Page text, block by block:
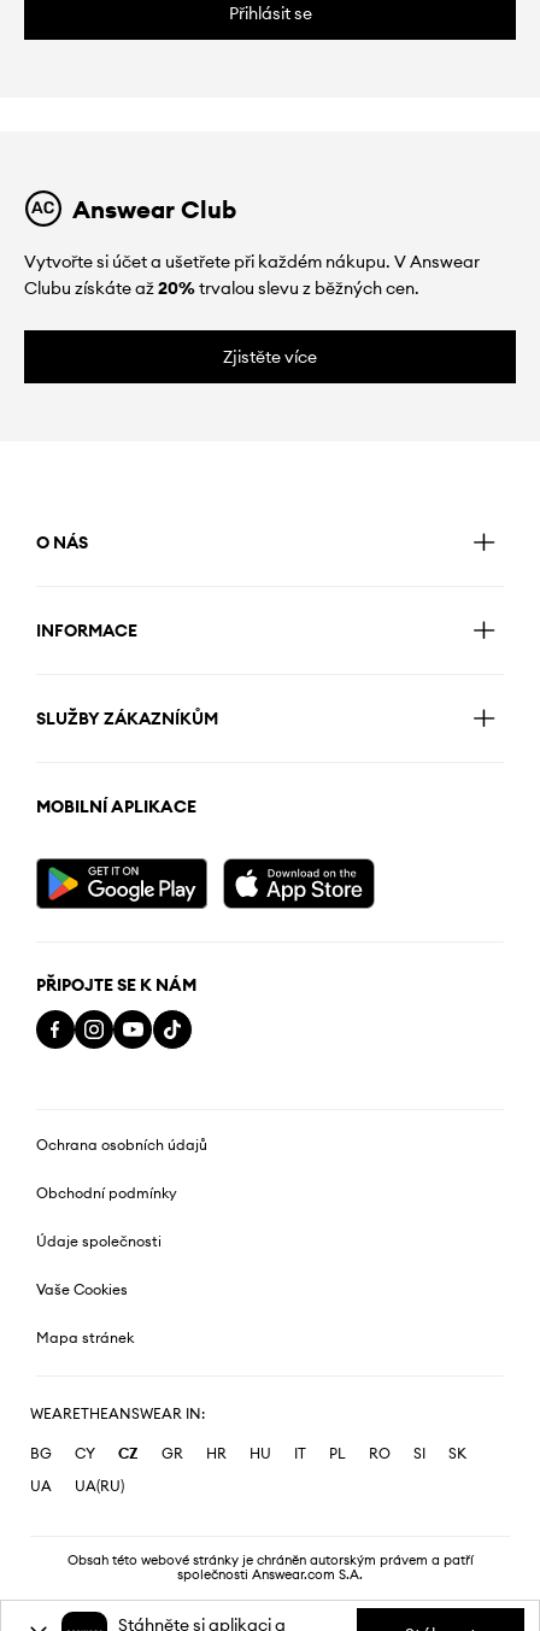
Přihlásit se
Answear Club
Vytvořte si účet a ušetřete při každém nákupu. V Answear
Clubu získáte až20%trvalou slevu z běžných cen.
Zjistěte více
O NÁS
INFORMACE
SLUŽBY ZÁKAZNÍKŮM
MOBILNÍ APLIKACE
PŘIPOJTE SE K NÁM
Ochrana osobních údajů
Obchodní podmínky
Údaje společnosti
Vaše Cookies
Mapa stránek
WEARETHEANSWEAR IN:
BG CY CZ GR HR HU IT PL RO SI
SK
UA
UA(RU)
Obsah této webové stránky je chráněn autorským právem a patří
společnosti Answear.com S.A.
Stáhněte si aplikaci a